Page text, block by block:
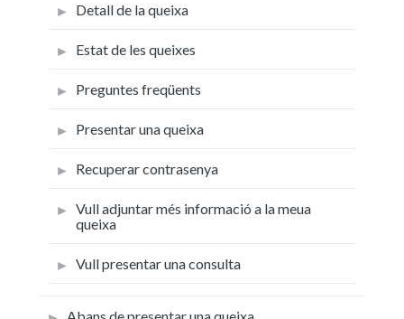
Detall de la queixa
Estat de les queixes
Preguntes freqüents
Presentar una queixa
Recuperar contrasenya
Vull adjuntar més informació a la meua
queixa
Vull presentar una consulta